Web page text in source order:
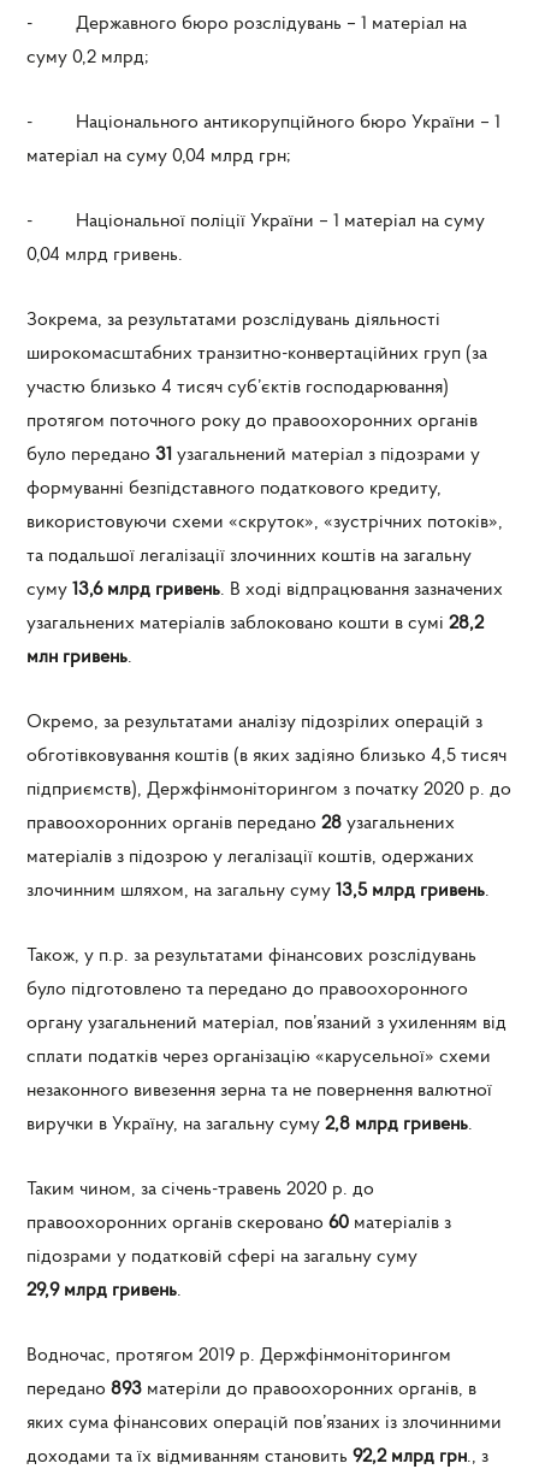
- Державного бюро розслідувань – 1 матеріал на
суму 0,2 млрд;
- Національного антикорупційного бюро України – 1
матеріал на суму 0,04 млрд грн;
- Національної поліції України – 1 матеріал на суму
0,04 млрд гривень.
Зокрема, за результатами розслідувань діяльності
широкомасштабних транзитно-конвертаційних груп (за
участю близько 4 тисяч суб’єктів господарювання)
протягом поточного року до правоохоронних органів
було передано31 узагальнений матеріал з підозрами у
формуванні безпідставного податкового кредиту,
використовуючи схеми «скруток», «зустрічних потоків»,
та подальшої легалізації злочинних коштів на загальну
суму13,6 млрд гривень. В ході відпрацювання зазначених
узагальнених матеріалів заблоковано кошти в сумі28,2
млн гривень.
Окремо, за результатами аналізу підозрілих операцій з
обготівковування коштів (в яких задіяно близько 4,5 тисяч
підприємств), Держфінмоніторингом з початку 2020 р. до
правоохоронних органів передано 28 узагальнених
матеріалів з підозрою у легалізації коштів, одержаних
злочинним шляхом, на загальну суму13,5 млрд гривень.
Також, у п.р. за результатами фінансових розслідувань
було підготовлено та передано до правоохоронного
органу узагальнений матеріал, пов’язаний з ухиленням від
сплати податків через організацію «карусельної» схеми
незаконного вивезення зерна та не повернення валютної
виручки в Україну, на загальну суму 2,8 млрд гривень.
Таким чином, за січень-травень 2020 р. до
правоохоронних органів скеровано60 матеріалів з
підозрами у податковій сфері на загальну суму
29,9 млрд гривень.
Водночас, протягом 2019 р. Держфінмоніторингом
передано893 матеріли до правоохоронних органів, в
яких сума фінансових операцій пов’язаних із злочинними
доходами та їх відмиванням становить92,2 млрд грн., з